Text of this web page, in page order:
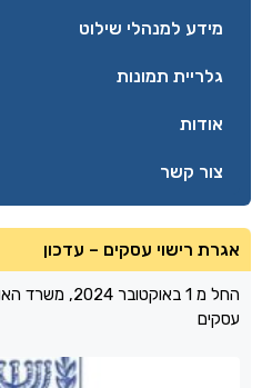
מידע למנהלי שילוט
גלריית תמונות
אודות
צור קשר
אגרת רישוי עסקים – עדכון
החל מ 1
עסקים